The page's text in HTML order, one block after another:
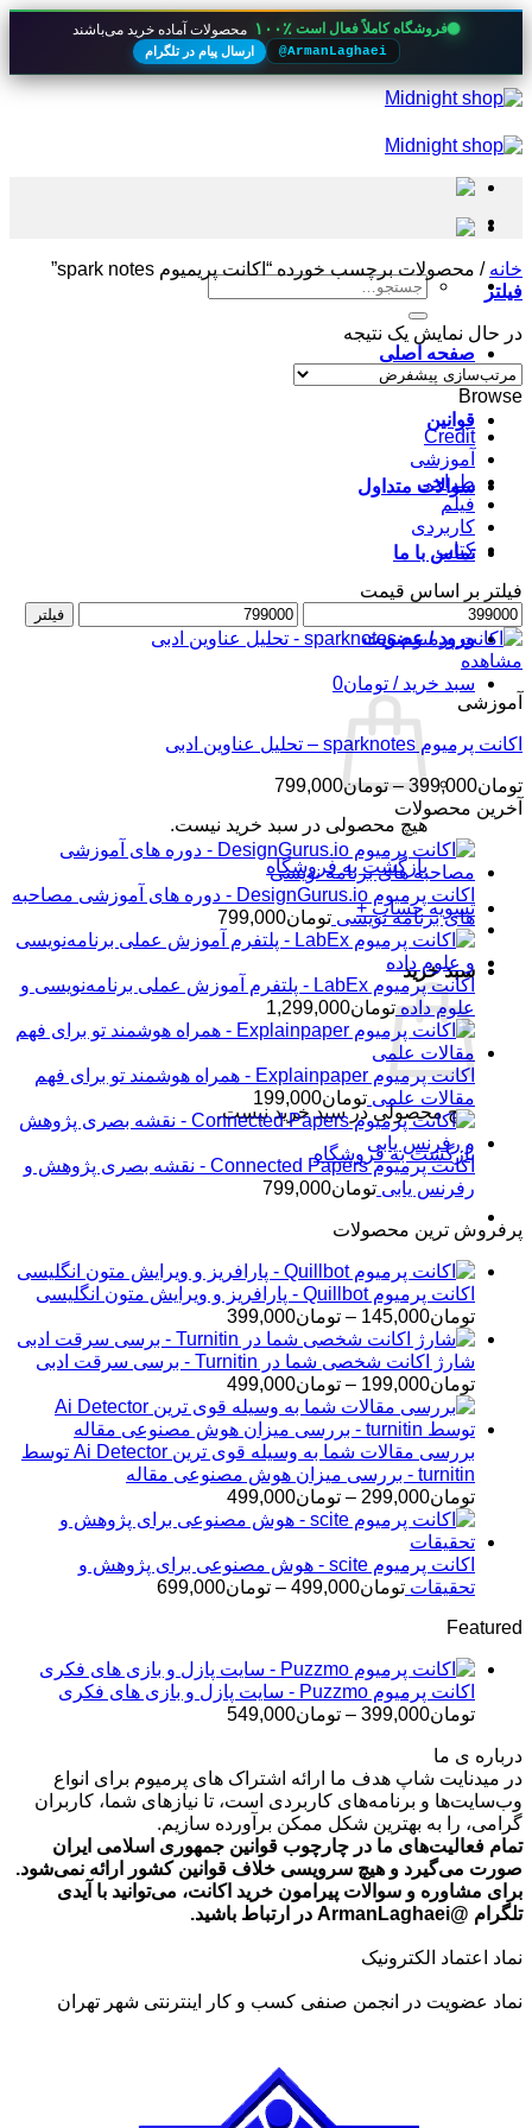
فروشگاه کاملاً فعال است ۱۰۰٪ محصولات آماده خرید می‌باشند
@ArmanLaghaei ارسال پیام در تلگرام
Skip
to
جستجو
صفحه اصلی
قوانین
سوالات متداول
تماس با ما
ورود / عضویت
سبد خرید / تومان0
هیچ محصولی در سبد خرید نیست.
بازگشت به فروشگاه
تسویه حساب +
سبد خرید
هیچ محصولی در سبد خرید نیست.
بازگشت به فروشگاه
خانه / محصولات برچسب خورده “اکانت پریمیوم spark notes”
فیلتر
در حال نمایش یک نتیجه
Browse
Credit
آموزشی
طراحی
فیلم
کاربردی
کتاب
فیلتر بر اساس قیمت
حداقل
قیمت
حداکثر
قیمت
فیلتر
مشاهده
آموزشی
اکانت پرمیوم sparknotes – تحلیل عناوین ادبی
تومان399,000
– تومان799,000محدوده
تومان399,000
تا
تومان799,000
آخرین محصولات
اکانت پرمیوم DesignGurus.io - دوره ‌های آموزشی مصاحبه
‌های برنامه نویسی تومان799,000
اکانت پرمیوم LabEx - پلتفرم آموزش عملی برنامه‌نویسی و
علوم داده تومان1,299,000
اکانت پرمیوم Explainpaper - همراه هوشمند تو برای فهم
مقالات علمی تومان199,000
اکانت پرمیوم Connected Papers - نقشه بصری پژوهش و
رفرنس یابی تومان799,000
پرفروش ترین محصولات
اکانت پرمیوم Quillbot - پارافریز و ویرایش متون انگلیسی
تومان145,000
– تومان399,000محدوده
قیمت:
تومان145,000
تا
تومان399,000
شارژ اکانت شخصی شما در Turnitin - برسی سرقت ادبی
تومان199,000
– تومان499,000محدوده
قیمت:
تومان199,000
تا
تومان499,000
بررسی مقالات شما به وسیله قوی ترین Ai Detector توسط
turnitin - بررسی میزان هوش مصنوعی مقاله
تومان299,000
– تومان499,000محدوده
قیمت:
تا
تومان499,000
اکانت پرمیوم scite - هوش مصنوعی برای پژوهش و
تحقیقات تومان499,000
– تومان699,000محدوده
تومان699,000
Featured
اکانت پرمیوم Puzzmo - سایت پازل و بازی های فکری
تومان399,000
– تومان549,000
تا
تومان549,000
درباره ی ما
در میدنایت شاپ هدف ما ارائه اشتراک های پرمیوم برای انواع
وب‌سایت‌ها و برنامه‌های کاربردی است، تا نیازهای شما، کاربران
گرامی، را به بهترین شکل ممکن برآورده سازیم.
تمام فعالیت‌های ما در چارچوب قوانین جمهوری اسلامی ایران
صورت می‌گیرد و هیچ سرویسی خلاف قوانین کشور ارائه نمی‌شود.
برای مشاوره و سوالات پیرامون خرید اکانت، می‌توانید با آیدی
تلگرام @ArmanLaghaei در ارتباط باشید.
نماد اعتماد الکترونیک
نماد عضویت در انجمن صنفی کسب و کار اینترنتی شهر تهران